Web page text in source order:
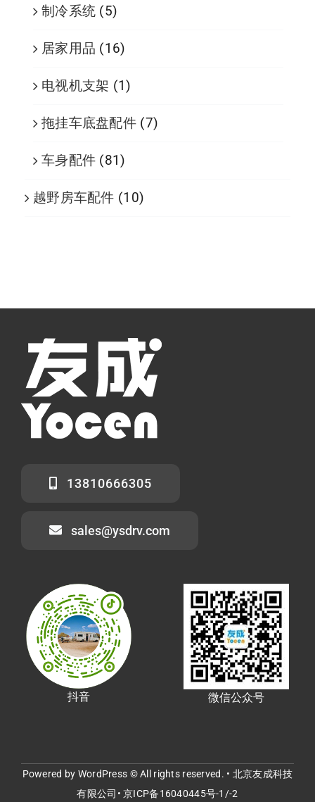
制冷系统 (5)
居家用品 (16)
电视机支架 (1)
拖挂车底盘配件 (7)
车身配件 (81)
越野房车配件 (10)
13810666305
sales@ysdrv.com
抖音 微信公众号
Powered by WordPress © All rights reserved. • 北京友成科技
有限公司•京ICP备16040445号-1/-2